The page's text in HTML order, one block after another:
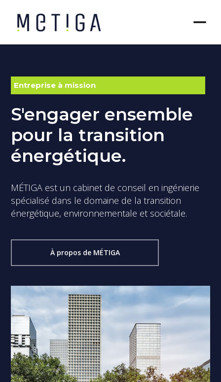
Entreprise à mission
S'engager ensemble
pour la transition
énergétique.
MÉTIGA est un cabinet de conseil en ingénierie
spécialisé dans le domaine de la transition
énergétique, environnementale et sociétale.
À propos de MÉTIGA